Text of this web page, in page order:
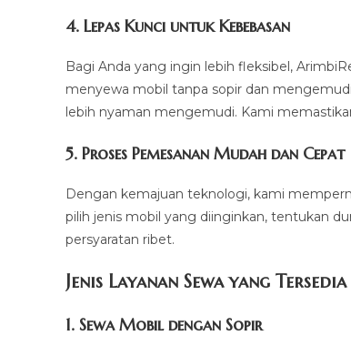
4. Lepas Kunci untuk Kebebasan
Bagi Anda yang ingin lebih fleksibel,
menyewa mobil tanpa sopir dan
lebih nyaman mengemudi. Kami
5. Proses Pemesanan Mudah dan Cepat
Dengan kemajuan teknologi, kami
pilih jenis mobil yang diinginkan, tentukan
persyaratan ribet.
Jenis Layanan Sewa yang
1. Sewa Mobil dengan Sopir